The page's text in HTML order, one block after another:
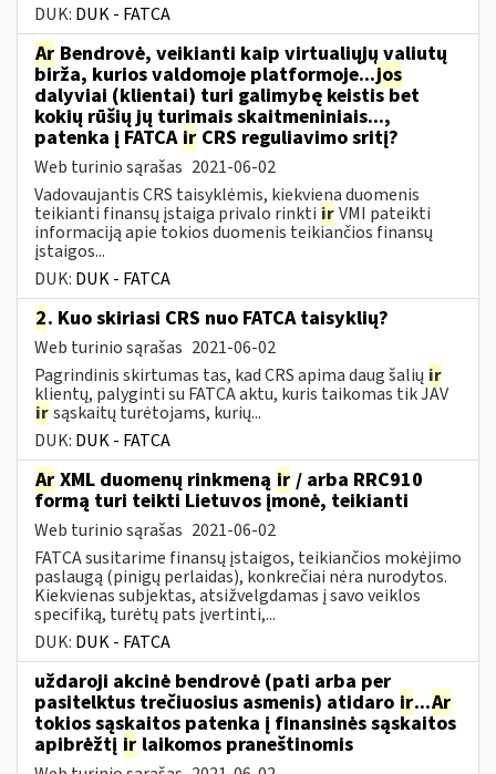
DUK: DUK - FATCA
Ar Bendrovė, veikianti kaip virtualiųjų valiutų
birža, kurios valdomoje platformoje...jos
dalyviai (klientai) turi galimybę keistis bet
kokių rūšių jų turimais skaitmeniniais...,
patenka į FATCA ir CRS reguliavimo sritį?
Web turinio sąrašas 2021-06-02
Vadovaujantis CRS taisyklėmis, kiekviena duomenis
teikianti finansų įstaiga privalo rinkti irVMI pateikti
informaciją apie tokios duomenis teikiančios finansų
įstaigos...
DUK: DUK - FATCA
2. Kuo skiriasi CRS nuo FATCA taisyklių?
Web turinio sąrašas 2021-06-02
Pagrindinis skirtumas tas, kad CRS apima daug šalių ir
klientų, palyginti su FATCA aktu, kuris taikomas tik JAV
irsąskaitų turėtojams, kurių...
DUK: DUK - FATCA
Ar XML duomenų rinkmeną ir / arba RRC910
formą turi teikti Lietuvos įmonė, teikianti
Web turinio sąrašas 2021-06-02
FATCA susitarime finansų įstaigos, teikiančios mokėjimo
paslaugą (pinigų perlaidas), konkrečiai nėra nurodytos.
Kiekvienas subjektas, atsižvelgdamas į savo veiklos
specifiką, turėtų pats įvertinti,...
DUK: DUK - FATCA
uždaroji akcinė bendrovė (pati arba per
pasitelktus trečiuosius asmenis) atidaro ir...Ar
tokios sąskaitos patenka į finansinės sąskaitos
apibrėžtį ir laikomos praneštinomis